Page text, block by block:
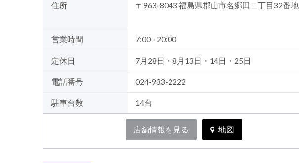
住所 〒963-8043 福島県郡山市名郷田二丁目32番地
営業時間 7:00 - 20:00
定休日 7月28日・8月13日・14日・25日
電話番号 024-933-2222
駐車台数 14台
店舗情報を見る 地図